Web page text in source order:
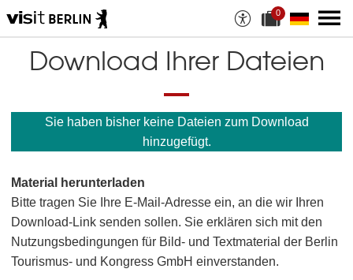
A
u
w
a
n
a
i
a
l
i
n
0
a
k
u
e
D
t
n
z
a
h
Download Ihrer Dateien
Sie haben bisher keine Dateien zum Download
hinzugefügt.
Material herunterladen
Bitte tragen Sie Ihre E-Mail-Adresse ein, an die wir Ihren
Download-Link senden sollen. Sie erklären sich mit den
Nutzungsbedingungen für Bild- und Textmaterial der Berlin
Tourismus- und Kongress GmbH einverstanden.